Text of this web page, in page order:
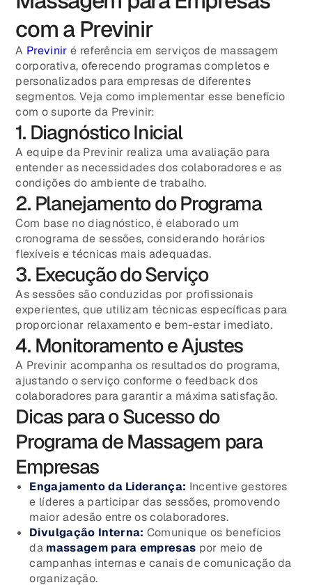
com a Previnir
A Previnir é referência em serviços de massagem
corporativa, oferecendo programas completos e
personalizados para empresas de diferentes
segmentos. Veja como implementar esse benefício
com o suporte da Previnir:
1. Diagnóstico Inicial
A equipe da Previnir realiza uma avaliação para
entender as necessidades dos colaboradores e as
condições do ambiente de trabalho.
2. Planejamento do Programa
Com base no diagnóstico, é elaborado um
cronograma de sessões, considerando horários
flexíveis e técnicas mais adequadas.
3. Execução do Serviço
As sessões são conduzidas por profissionais
experientes, que utilizam técnicas específicas para
proporcionar relaxamento e bem-estar imediato.
4. Monitoramento e Ajustes
A Previnir acompanha os resultados do programa,
ajustando o serviço conforme o feedback dos
colaboradores para garantir a máxima satisfação.
Dicas para o Sucesso do
Programa de Massagem para
Empresas
Engajamento da Liderança: Incentive gestores
e líderes a participar das sessões, promovendo
maior adesão entre os colaboradores.
Divulgação Interna: Comunique os benefícios
da massagem para empresas por meio de
campanhas internas e canais de comunicação da
organização.